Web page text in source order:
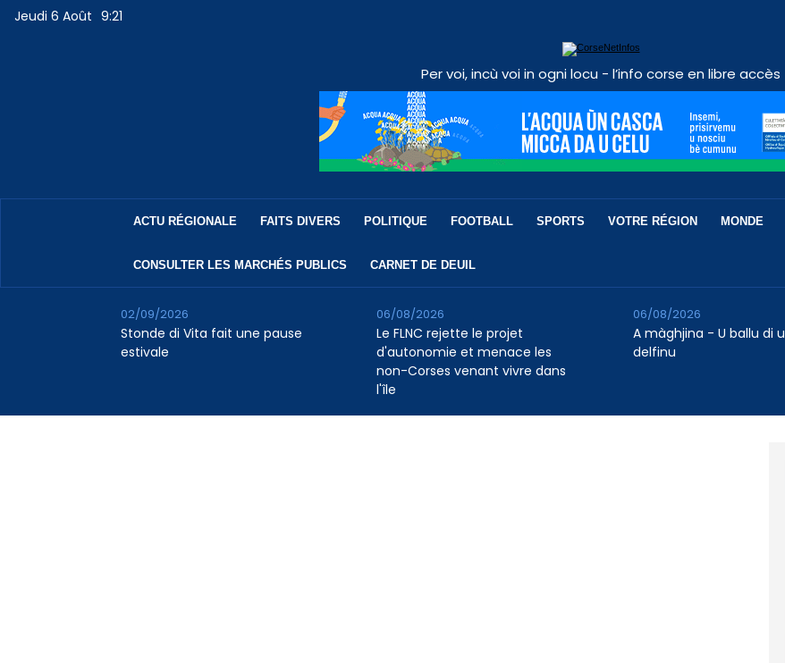
Jeudi 6 Août 9:21
Per voi, incù voi in ogni locu - l’info corse en libre accès
ACTU RÉGIONALE FAITS DIVERS POLITIQUE FOOTBALL SPORTS VOTRE RÉGION MONDE
CONSULTER LES MARCHÉS PUBLICS CARNET DE DEUIL
Stonde di Vita fait une pause
estivale
02/09/2026
Le FLNC rejette le projet
d'autonomie et menace les
non-Corses venant vivre dans
l'île
06/08/2026
A màghjina - U ballu di u
delfinu
06/08/2026